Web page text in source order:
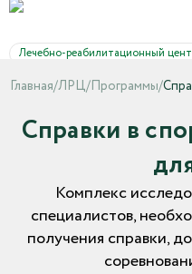
Лечебно-реабилитационный
Главная/ЛРЦ/Программы/
Справки в
Комплекс
специалистов,
получения справки,